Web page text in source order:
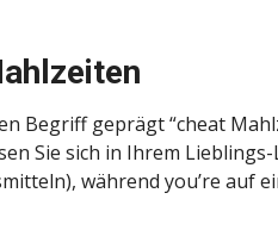
Begriff geprägt “cheat
Sie sich in Ihrem
während you’re auf